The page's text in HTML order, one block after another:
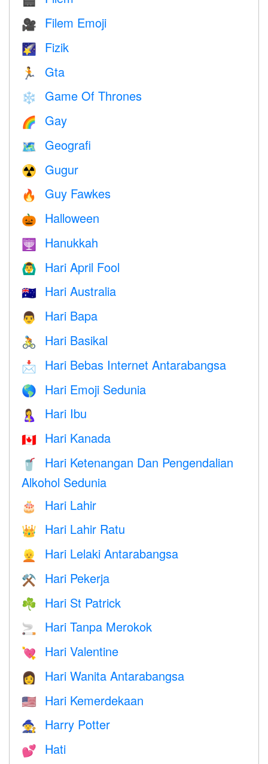
🎥 Filem Emoji
🌠 Fizik
🏃 Gta
❄️ Game Of Thrones
🌈 Gay
🗺 Geografi
☢️ Gugur
🔥 Guy Fawkes
🎃 Halloween
🕎 Hanukkah
🙆‍♂️ Hari April Fool
🇦🇺 Hari Australia
👨 Hari Bapa
🚴 Hari Basikal
📩 Hari Bebas Internet Antarabangsa
🌎 Hari Emoji Sedunia
🤱 Hari Ibu
🇨🇦 Hari Kanada
🥤
Hari Ketenangan Dan Pengendalian
Alkohol Sedunia
🎂 Hari Lahir
👑 Hari Lahir Ratu
👱 Hari Lelaki Antarabangsa
⚒️ Hari Pekerja
☘️ Hari St Patrick
🚬 Hari Tanpa Merokok
💘 Hari Valentine
👩 Hari Wanita Antarabangsa
🇺🇸 Hari Kemerdekaan
🧙 Harry Potter
💕 Hati